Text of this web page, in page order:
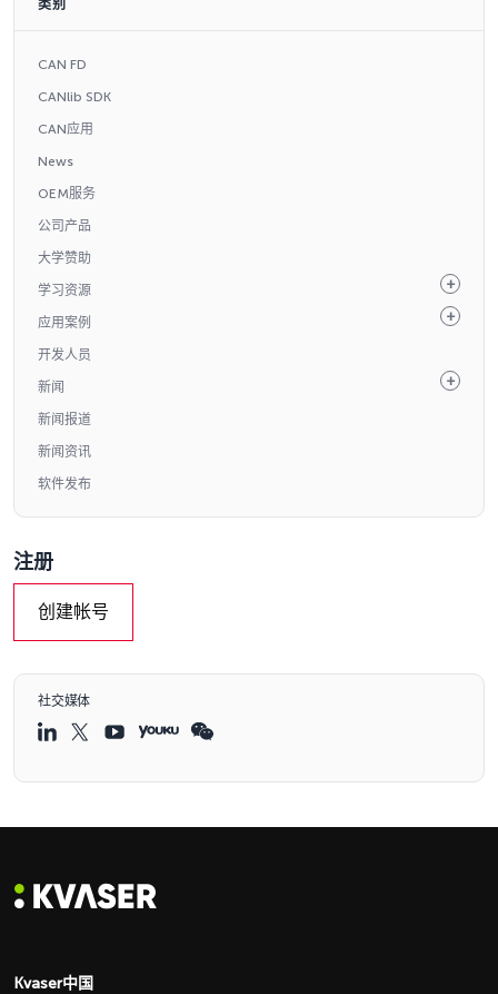
类别
CAN FD
CANlib SDK
CAN应用
News
OEM服务
公司产品
大学赞助
学习资源
应用案例
开发人员
新闻
新闻报道
新闻资讯
软件发布
注册
创建帐号
社交媒体
Kvaser中国